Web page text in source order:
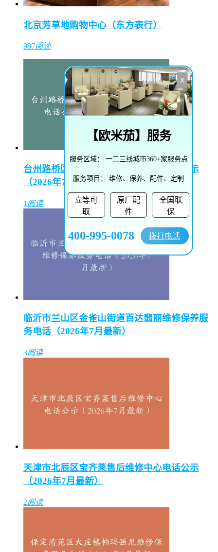
北京芳草地购物中心（东方表行）
987阅读
台州路桥区汉米尔顿售后维修中心电话公示
（2026年7月最新）
1 阅读
临沂市兰山区金雀山街道百达翡丽维修保养服
务电话（2026年7月最新）
3阅读
天津市北辰区宝齐莱售后维修中心电话公示
（2026年7月最新）
2阅读
X
【 欧米茄】服务
服务区域： 一二三线城市360+家服务点
服务项目： 维修、保养、配件、定制
立等可
取
原厂配
件
全国联
保
400-995-0078 拨打电话